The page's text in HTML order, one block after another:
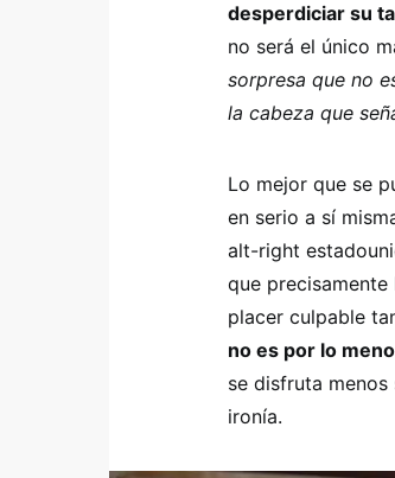
desperdiciar su
no será el único
sorpresa que no
la cabeza que
Lo mejor que se
en serio a sí
alt-right
que precisamente
placer culpable
no es por lo
se disfruta
ironía.